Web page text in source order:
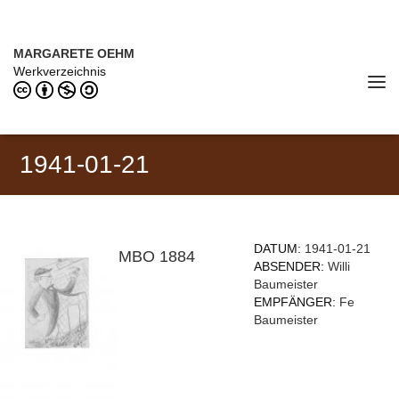
MARGARETE OEHM
Werkverzeichnis
1941-01-21
MBO 1884 DATUM: 1941-01-21
ABSENDER:Willi
Baumeister
EMPFÄNGER: Fe
Baumeister